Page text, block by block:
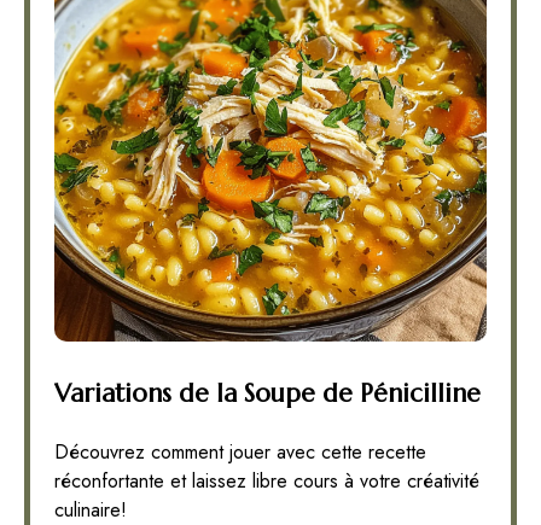
Variations de la Soupe de Pénicilline
Découvrez comment jouer avec cette recette
réconfortante et laissez libre cours à votre créativité
culinaire!